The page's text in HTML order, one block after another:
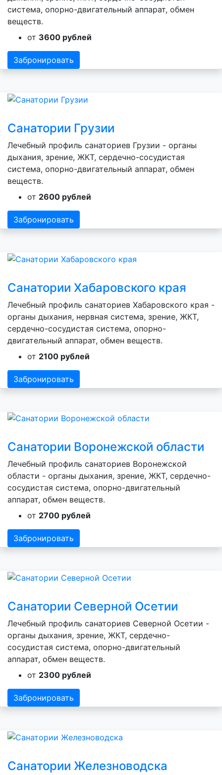
система, опорно-двигательный аппарат, обмен
веществ.
от 3600 рублей
Забронировать
Санатории Грузии
Лечебный профиль санаториев Грузии - органы
дыхания, зрение, ЖКТ, сердечно-сосудистая
система, опорно-двигательный аппарат, обмен
веществ.
от 2600 рублей
Забронировать
Санатории Хабаровского края
Лечебный профиль санаториев Хабаровского края -
органы дыхания, нервная система, зрение, ЖКТ,
сердечно-сосудистая система, опорно-
двигательный аппарат, обмен веществ.
от 2100 рублей
Забронировать
Санатории Воронежской области
Лечебный профиль санаториев Воронежской
области - органы дыхания, зрение, ЖКТ, сердечно-
сосудистая система, опорно-двигательный
аппарат, обмен веществ.
от 2700 рублей
Забронировать
Санатории Северной Осетии
Лечебный профиль санаториев Северной Осетии -
органы дыхания, зрение, ЖКТ, сердечно-
сосудистая система, опорно-двигательный
аппарат, обмен веществ.
от 2300 рублей
Забронировать
Санатории Железноводска